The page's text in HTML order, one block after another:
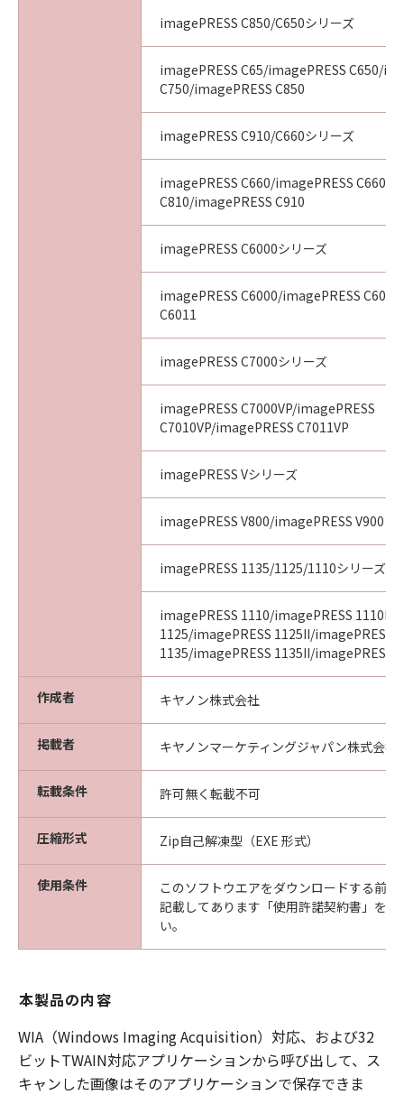
imagePRESS C850/C650シリーズ
imagePRESS C65/imagePRESS C650/
C750/imagePRESS C850
imagePRESS C910/C660シリーズ
imagePRESS C660/imagePRESS
C810/imagePRESS C910
imagePRESS C6000シリーズ
imagePRESS C6000/imagePRESS
C6011
imagePRESS C7000シリーズ
imagePRESS C7000VP/imagePRESS
C7010VP/imagePRESS C7011VP
imagePRESS Vシリーズ
imagePRESS V800/imagePRESS V900
imagePRESS 1135/1125/1110シリーズ
imagePRESS 1110/imagePRESS 1110II/
1125/imagePRESS 1125II/imagePRESS
1135/imagePRESS 1135II/imagePRESS
作成者 キヤノン株式会社
掲載者 キヤノンマーケティングジャパン株式会社
転載条件 許可無く転載不可
圧縮形式 Zip自己解凍型（EXE 形式）
使用条件
このソフトウエアをダウンロードする前
記載してあります「使用許諾契約書」を
い。
本製品の内容
WIA（Windows Imaging Acquisition）対応、および32
ビットTWAIN対応アプリケーションから呼び出して、ス
キャンした画像はそのアプリケーションで保存できま